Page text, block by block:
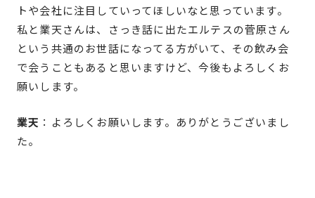
トや会社に注目していってほしいなと思っています。
私と業天さんは、さっき話に出たエルテスの菅原さん
という共通のお世話になってる方がいて、その飲み会
で会うこともあると思いますけど、今後もよろしくお
願いします。
業天 ：よろしくお願いします。ありがとうございまし
た。